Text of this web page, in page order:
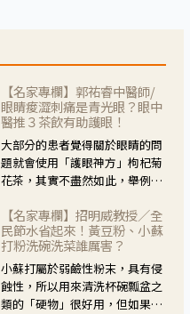
生活挑戰。
【名家專欄】郭祐睿中醫師/
眼睛痠澀刺痛是青光眼？眼中
醫推３茶飲有助護眼！
大部分的患者覺得關於眼睛的問
題就會使用「護眼神方」枸杞菊
花茶，其實不盡然如此，舉例來
紅、眼睛痛、眼屎多而且顏色
黃，當然就可以使用枸杞菊花
茶，但是枸杞的劑量要少，菊花
的劑量要多；若是有以上症狀以
外，眼睛還會有灼熱感，眼屎多
到會「牽絲」，也就是水樣分泌
【名家專欄】招明威教授／全
民節水省起來！黃豆粉、小蘇
打粉洗碗洗菜誰厲害？
小蘇打屬於弱鹼性粉末，具有侵
蝕性，所以用來清洗杯碗瓢盆之
類的「硬物」很好用，但如果用